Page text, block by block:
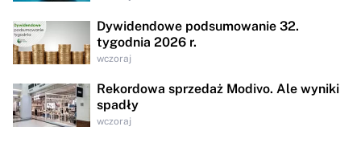
Dywidendowe podsumowanie 32.
tygodnia 2026 r.
wczoraj
Rekordowa sprzedaż Modivo. Ale wyniki
spadły
wczoraj